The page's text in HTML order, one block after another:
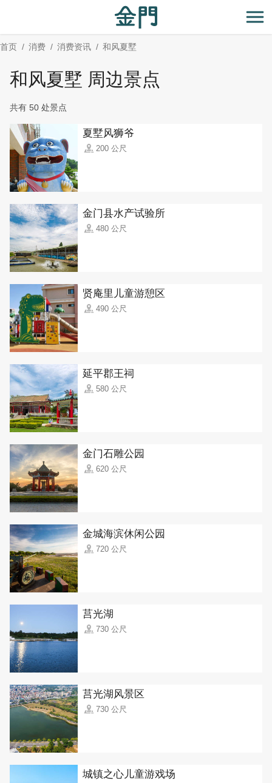
主
要
开
首页 消费 消费资讯 和风夏墅
和风夏墅 周边景点
共有 50 处景点
夏墅风狮爷
200 公尺
金门县水产试验所
480 公尺
贤庵里儿童游憩区
490 公尺
延平郡王祠
580 公尺
金门石雕公园
620 公尺
金城海滨休闲公园
720 公尺
莒光湖
730 公尺
莒光湖风景区
730 公尺
城镇之心儿童游戏场